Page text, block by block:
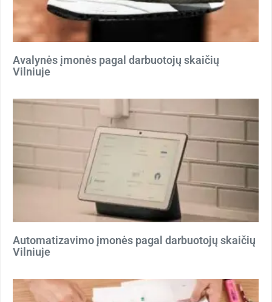
Avalynės įmonės pagal darbuotojų skaičių
Vilniuje
Automatizavimo įmonės pagal darbuotojų skaičių
Vilniuje